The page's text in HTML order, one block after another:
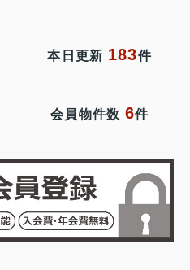
本日更新 183件
会員物件数 6件